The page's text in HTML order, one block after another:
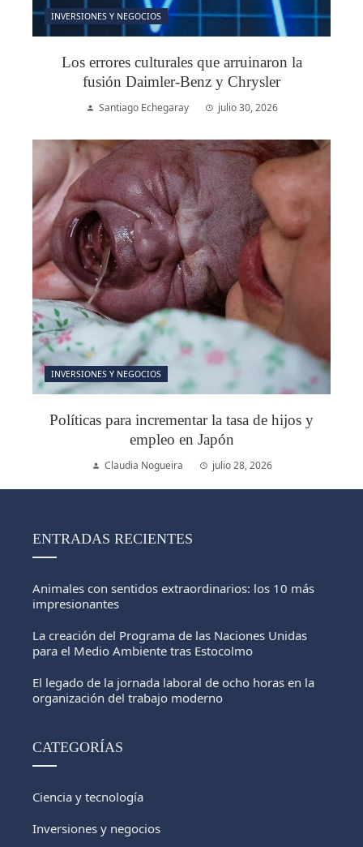
INVERSIONES Y NEGOCIOS
Los errores culturales que arruinaron la
fusión Daimler-Benz y Chrysler
Santiago Echegaray julio 30, 2026
INVERSIONES Y NEGOCIOS
Políticas para incrementar la tasa de hijos y
empleo en Japón
Claudia Nogueira julio 28, 2026
ENTRADAS RECIENTES
Animales con sentidos extraordinarios: los 10 más
impresionantes
La creación del Programa de las Naciones Unidas
para el Medio Ambiente tras Estocolmo
El legado de la jornada laboral de ocho horas en la
organización del trabajo moderno
CATEGORÍAS
Ciencia y tecnología
Inversiones y negocios